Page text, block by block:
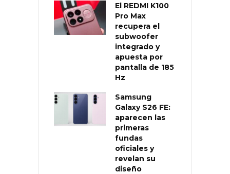
El REDMI K100
Pro Max
recupera el
subwoofer
integrado y
apuesta por
pantalla de 185
Hz
Samsung
Galaxy S26 FE:
aparecen las
primeras
fundas
oficiales y
revelan su
diseño